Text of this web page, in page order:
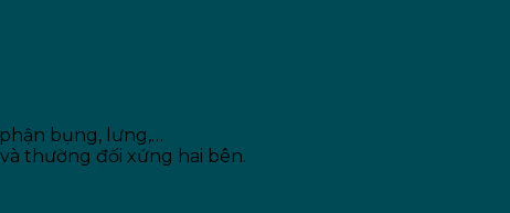
bụng, lưng,…
thường đối xứng hai bên.